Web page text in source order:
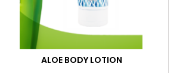
ALOE BODY LOTION